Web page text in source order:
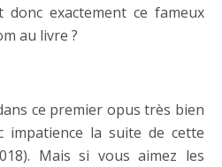
exactement ce fameux
au livre ?
ce premier opus très bien
impatience la suite de cette
Mais si vous aimez les